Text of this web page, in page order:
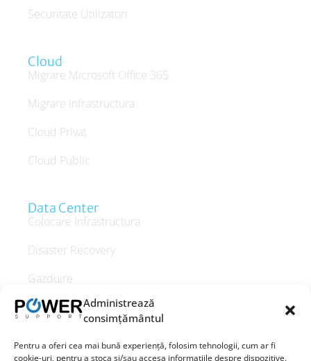
Administrează
consimțământul
Pentru a oferi cea mai bună experiență, folosim tehnologii, cum ar fi
cookie-uri, pentru a stoca și/sau accesa informațiile despre dispozitive.
Securitate Utilizatori
Cloud
Migrare Microsoft Office 365
Migrare Infrastructura
Cloud Privat
Cloud Public
Data Center
Colocare Infrastructura
Disaster Recovery
Gazduire
Gazduire Dedicata